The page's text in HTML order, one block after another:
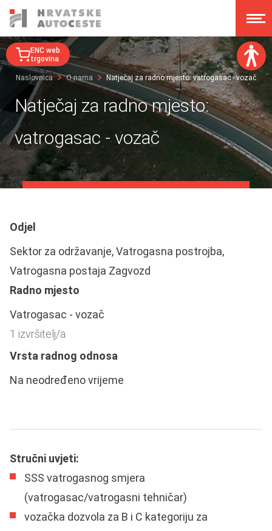
Veličina fonta:
A A A A
Disleksija:
ENC web
trgovina
Naslovnica O nama Natječaj za radno mjesto: vatrogasac - vozač
Natječaj za radno mjesto:
vatrogasac - vozač
Odjel
Sektor za održavanje, Vatrogasna postrojba,
Vatrogasna postaja Zagvozd
Radno mjesto
Vatrogasac - vozač
1 izvršitelj/a
Vrsta radnog odnosa
Na neodređeno vrijeme
Stručni uvjeti:
SSS vatrogasnog smjera
(vatrogasac/vatrogasni tehničar)
vozačka dozvola za B i C kategoriju za